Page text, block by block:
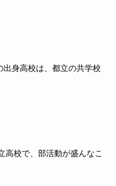
出身高校は、都立の共学校
高校で、部活動が盛んなこ